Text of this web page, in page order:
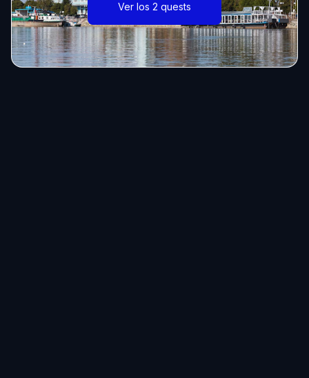
Ver los 2 quests